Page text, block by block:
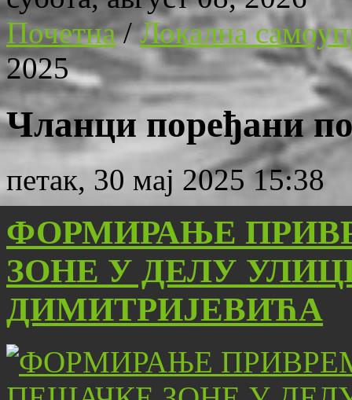
Почетна/Локална
2025
Чланци поређани
петак, 30 мај 2025 15:38
ФОРМИРАЊЕ
ЗОНЕ У ДЕЛУ
ДИМИТРИЈЕВИЋА